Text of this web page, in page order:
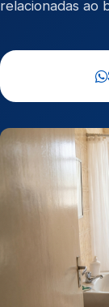
relacionadas ao